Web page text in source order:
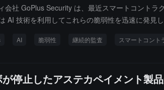
会社 GoPlus Security は、最近スマートコント
AI 技術を利用してこれらの脆弱性を迅速に発
連続して攻撃され、総損失は400万ドルを超えま
AI 脆弱性 継続的監査 スマートコント
停止したアステカペイメント製